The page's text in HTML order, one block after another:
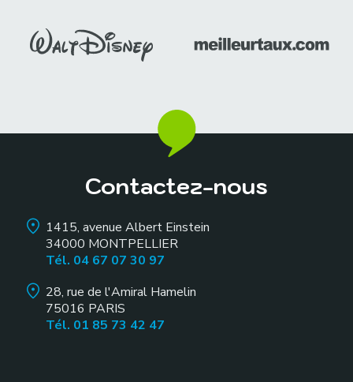
Contactez-nous
1415, avenue Albert Einstein
34000 MONTPELLIER
Tél. 04 67 07 30 97
28, rue de l'Amiral Hamelin
75016 PARIS
Tél. 01 85 73 42 47